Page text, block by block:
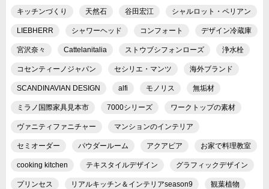
キッチンづくり 天然石 谷田宏江 シャルロット・ペリアン
LIEBHERR シャワーヘッド コンフォート デザイン冷蔵庫
宮沢奈々 Cattelanitalia ストウブシフォンローズ 浄水栓
コセンティーノジャパン セシリエ・マンツ 海外ブランド
SCANDINAVIAN DESIGN alfi モノリス 無垢材
ミラノ国際家具見本市 7000シリーズ ワークトップの素材
ヴァニティファニチャー マンションのインテリア
セミオーダー パウダールーム アクアピア お家で料理教室
cooking kitchen テキスタイルデザイン グラフィックデザイン
プリンセス リアルキッチン＆インテリアseason9 観葉植物